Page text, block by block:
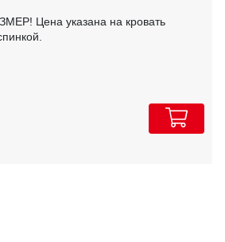
Цена указана на кровать